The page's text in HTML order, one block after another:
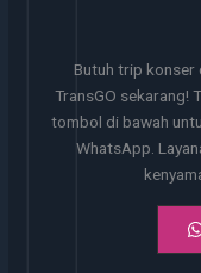
Butuh trip konser
TransGO sekarang!
tombol di bawah
WhatsApp.